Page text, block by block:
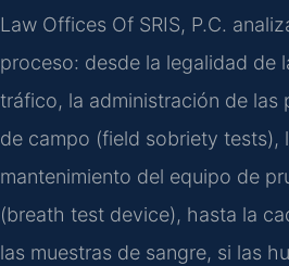
Law Offices Of SRIS, P.C.
proceso: desde la legalidad de
tráfico, la administración de las
de campo (field sobriety tests),
mantenimiento del equipo de
(breath test device), hasta la
las muestras de sangre, si las